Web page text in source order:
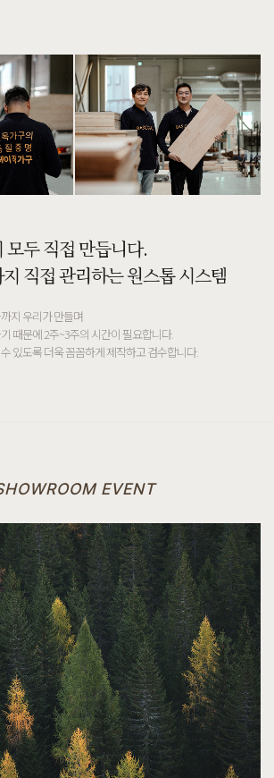
모두 직접 만듭니다.
직접 관리하는 원스톱 시스템
지 우리가 만들며
때문에 2주~3주의 시간이 필요합니다.
있도록 더욱 꼼꼼하게 제작하고 검수합니다.
EVENT